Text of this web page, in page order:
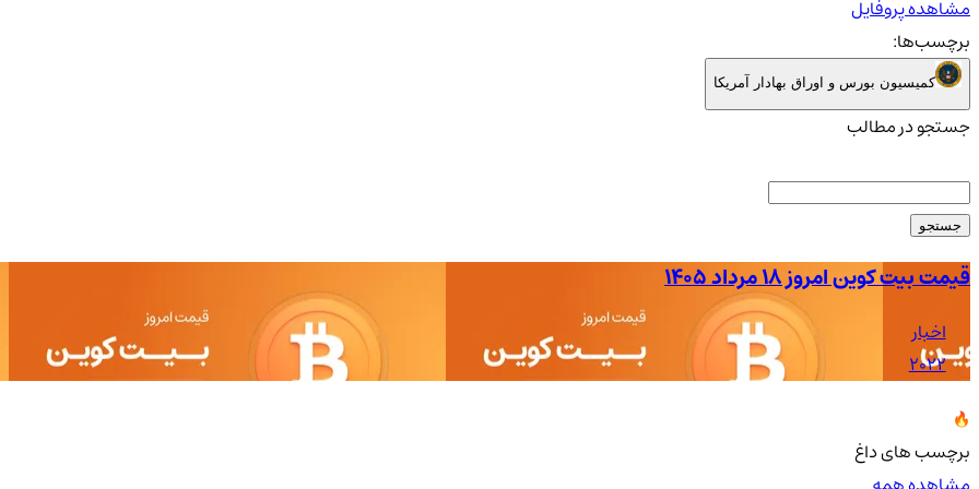
مشاهده پروفایل
برچسب‌ها:
کمیسیون بورس و اوراق بهادار آمریکا
جستجو در مطالب
جستجو
قیمت بیت کوین امروز ۱۸ مرداد ۱۴۰۵
اخبار
2022
برچسب های داغ